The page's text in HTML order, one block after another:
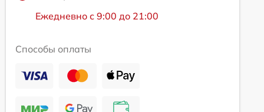
Ежедневно с 9:00 до 21:00
Способы оплаты